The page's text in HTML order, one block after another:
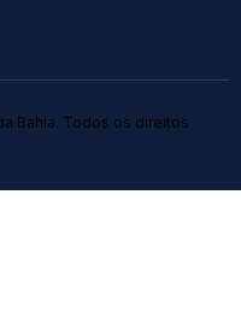
Bahia. Todos os direitos